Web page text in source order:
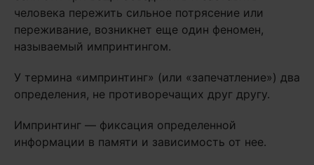
человека пережить сильное потрясение или
переживание, возникнет еще один феномен,
называемый импринтингом.
У термина «импринтинг» (или «запечатление») два
определения, не противоречащих друг другу.
Импринтинг — фиксация определенной
информации в памяти и зависимость от нее.